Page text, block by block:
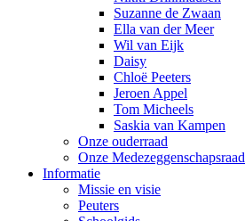
Suzanne de Zwaan
Ella van der Meer
Wil van Eijk
Daisy
Chloë Peeters
Jeroen Appel
Tom Micheels
Saskia van Kampen
Onze ouderraad
Onze Medezeggenschapsraad
Informatie
Missie en visie
Peuters